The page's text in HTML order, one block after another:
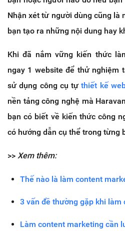
Nhận xét từ người dùng cũng là
bạn tạo ra những nội dung hay
Khi đã nắm vững kiến thức
ngay 1 website để thử nghiệm
sử dụng công cụ tựthiết kế
nền tảng công nghệ mà
bạn có biết về kiến thức công
có hướng dẫn cụ thể trong từng
>> Xem thêm:
Thế nào là làm content
3 vấn đề thường gặp khi làm
Làm content marketing cần